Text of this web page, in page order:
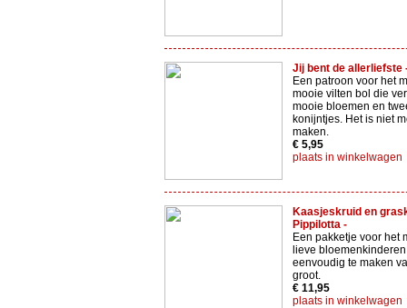
Jij bent de allerliefste
Een patroon voor het
mooie vilten bol die
mooie bloemen en
konijntjes. Het is niet
maken.
€ 5,95
plaats in winkelwagen
Kaasjeskruid en
Pippilotta -
Een pakketje voor het
lieve
eenvoudig te maken
groot.
€ 11,95
plaats in winkelwagen